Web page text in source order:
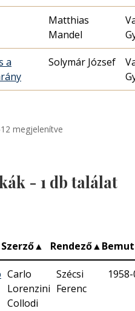
Matthias
Mandel
a
Solymár József
megjelenítve
- 1 db találat
Szerző▲ Rendező▲
Carlo
Lorenzini
Collodi
Szécsi
Ferenc